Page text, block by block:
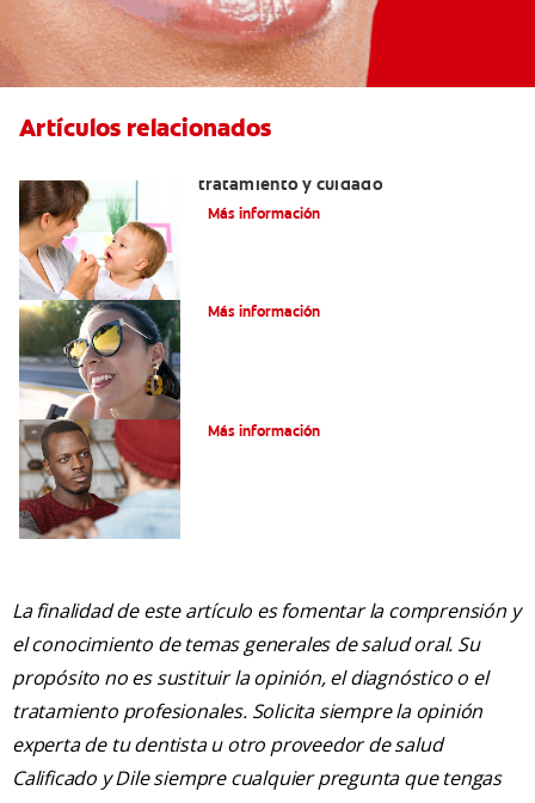
Artículos relacionados
tratamiento y cuidado
Más información
Más información
Más información
La finalidad de este artículo es fomentar la comprensión y
el conocimiento de temas generales de salud oral. Su
propósito no es sustituir la opinión, el diagnóstico o el
tratamiento profesionales. Solicita siempre la opinión
experta de tu dentista u otro proveedor de salud
Calificado y Dile siempre cualquier pregunta que tengas